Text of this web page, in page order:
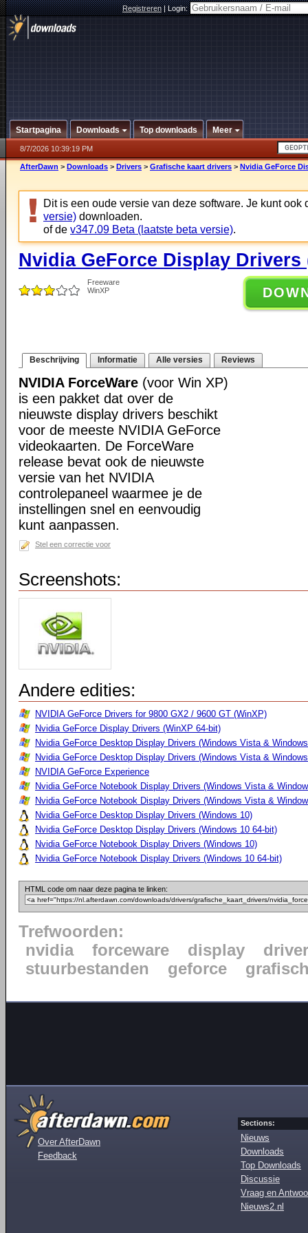
Registreren|Login:
Startpagina Downloads Top downloads Meer
8/7/2026 10:39:19 PM
AfterDawn > Downloads > Drivers > Grafische kaart drivers > Nvidia GeForce
Dit is een oude versie van deze software. Je kunt ook
versie) downloaden.
of de v347.09 Beta (laatste beta versie).
Nvidia GeForce Display Drivers
Freeware
WinXP
Beschrijving Informatie Alle versies Reviews
NVIDIA ForceWare (voor Win XP)
is een pakket dat over de
nieuwste display drivers beschikt
voor de meeste NVIDIA GeForce
videokaarten. De ForceWare
release bevat ook de nieuwste
versie van het NVIDIA
controlepaneel waarmee je de
instellingen snel en eenvoudig
kunt aanpassen.
Stel een correctie voor
Screenshots:
Andere edities:
NVIDIA GeForce Drivers for 9800 GX2 / 9600 GT (WinXP)
Nvidia GeForce Display Drivers (WinXP 64-bit)
Nvidia GeForce Desktop Display Drivers (Windows Vista &
Nvidia GeForce Desktop Display Drivers (Windows Vista &
NVIDIA GeForce Experience
Nvidia GeForce Notebook Display Drivers (Windows Vista &
Nvidia GeForce Notebook Display Drivers (Windows Vista &
Nvidia GeForce Desktop Display Drivers (Windows 10)
Nvidia GeForce Desktop Display Drivers (Windows 10 64-bit)
Nvidia GeForce Notebook Display Drivers (Windows 10)
Nvidia GeForce Notebook Display Drivers (Windows 10 64-bit)
HTML code om naar deze pagina te linken:
Trefwoorden:
nvidia
forceware display
driver
stuurbestanden
geforce
Over AfterDawn
Feedback
Sections:
Nieuws
Downloads
Top Downloads
Discussie
Vraag en
Nieuws2.nl